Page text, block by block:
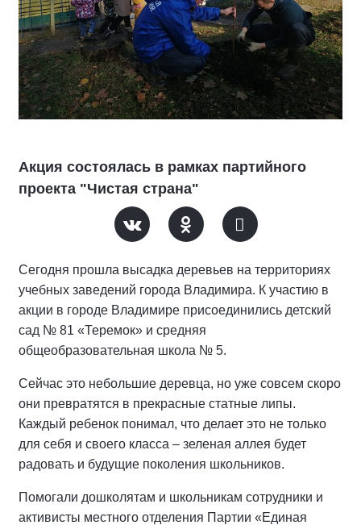
Акция состоялась в рамках партийного
проекта "Чистая страна"
Сегодня прошла высадка деревьев на территориях
учебных заведений города Владимира. К участию в
акции в городе Владимире присоединились детский
сад № 81 «Теремок» и средняя
общеобразовательная школа № 5.
Сейчас это небольшие деревца, но уже совсем скоро
они превратятся в прекрасные статные липы.
Каждый ребенок понимал, что делает это не только
для себя и своего класса – зеленая аллея будет
радовать и будущие поколения школьников.
Помогали дошколятам и школьникам сотрудники и
активисты местного отделения Партии «Единая